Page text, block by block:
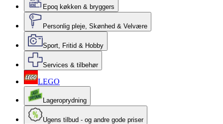
Epoq køkken & bryggers
Personlig pleje, Skønhed & Velvære
Sport, Fritid & Hobby
Services & tilbehør
LEGO
Lageroprydning
Ugens tilbud - og andre gode priser